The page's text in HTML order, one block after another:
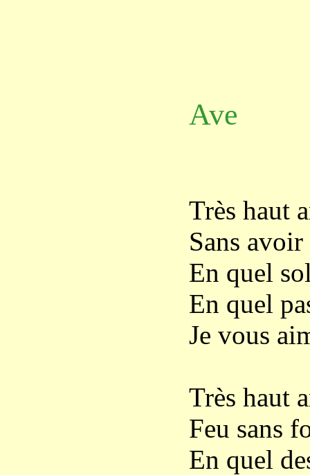
Ave
Très haut
Sans
En quel
En quel
Je vous
Très haut
Feu sans
En quel